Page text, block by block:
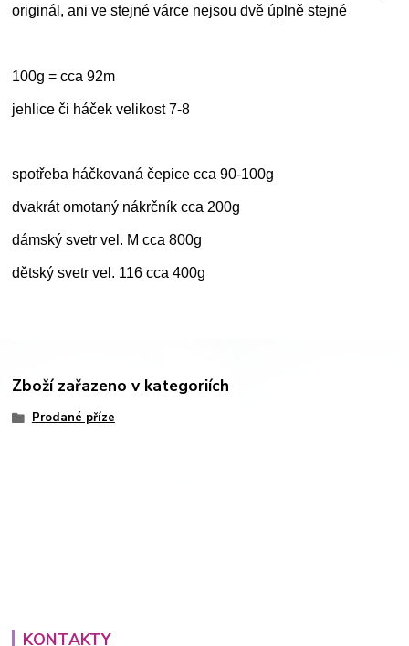
originál, ani ve stejné várce nejsou dvě úplně stejné
100g = cca 92m
jehlice či háček velikost 7-8
spotřeba háčkovaná čepice cca 90-100g
dvakrát omotaný nákrčník cca 200g
dámský svetr vel. M cca 800g
dětský svetr vel. 116 cca 400g
Zboží zařazeno v kategoriích
Prodané příze
KONTAKTY